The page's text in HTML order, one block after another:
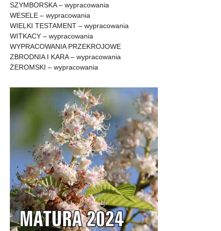
SZYMBORSKA – wypracowania
WESELE – wypracowania
WIELKI TESTAMENT – wypracowania
WITKACY – wypracowania
WYPRACOWANIA PRZEKROJOWE
ZBRODNIA I KARA – wypracowania
ŻEROMSKI – wypracowania